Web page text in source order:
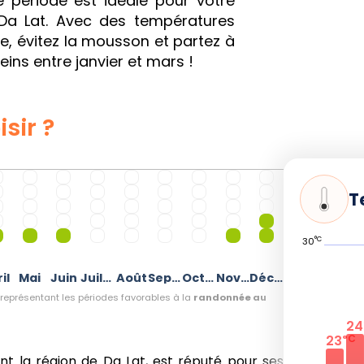
Lat. Avec des températures
évitez la mousson et partez à
entre janvier et mars !
?
Mai Juin Juillet Août Septembre Octobre Novembre Décembre
les périodes favorables à la randonnée au
30°C
23°C
24